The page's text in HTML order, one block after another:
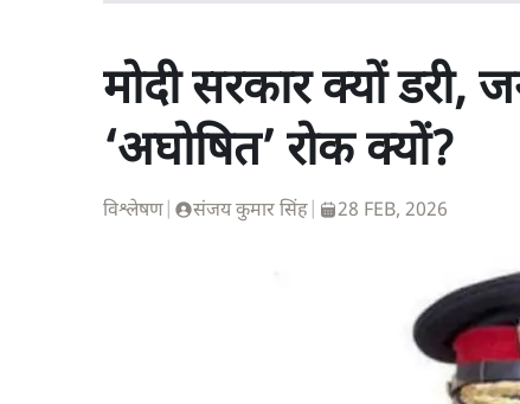
मोदी सरकार क्यों
‘अघोषित’ रोक क्यों?
विश्लेषण संजय कुमार सिंह 28 FEB, 2026